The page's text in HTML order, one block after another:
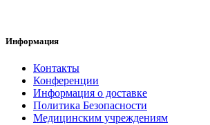
Информация
Контакты
Конференции
Информация о доставке
Политика Безопасности
Медицинским учреждениям